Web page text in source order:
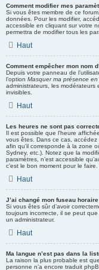
Comment modifier mes
Si vous êtes membre de ce
données. Pour les modifier,
accessible en cliquant sur votre
permettra de modifier tous les
Haut
Comment empêcher mon nom
Depuis votre panneau de
l’option Masquer ma présence en
administrateurs, les modérateurs
invisibles.
Haut
Les heures ne sont pas
Il est possible que l’heure
vous êtes. Dans ce cas, accédez
afin qu’il corresponde à la zone
Sydney, etc.). Notez que la
paramètres, n’est accessible
c’est le bon moment pour le faire.
Haut
J’ai changé mon fuseau
Si vous êtes sûr d’avoir
toujours incorrecte, il se peut
un administrateur.
Haut
Ma langue n’est pas dans la
La raison la plus probable est
personne n’a encore traduit